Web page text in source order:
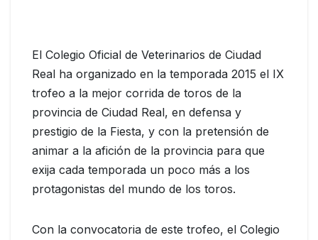
El Colegio Oficial de Veterinarios de Ciudad
Real ha organizado en la temporada 2015 el IX
trofeo a la mejor corrida de toros de la
provincia de Ciudad Real, en defensa y
prestigio de la Fiesta, y con la pretensión de
animar a la afición de la provincia para que
exija cada temporada un poco más a los
protagonistas del mundo de los toros.
Con la convocatoria de este trofeo, el Colegio